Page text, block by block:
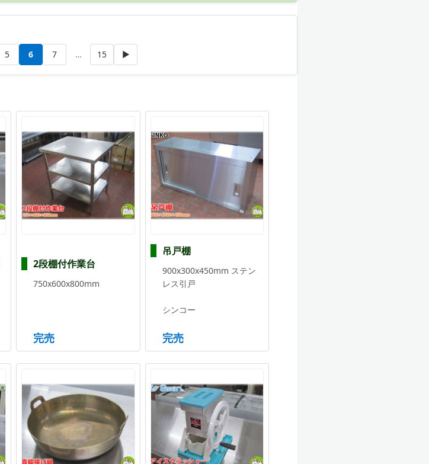
5 6 7 … 15 ▶
2段棚付作業台
750x600x800mm
完売
吊戸棚
900x300x450mm ステン
レス引戸
シンコー
完売